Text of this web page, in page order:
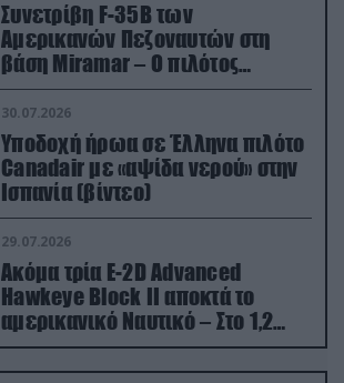
Συνετρίβη F-35B των
Αμερικανών Πεζοναυτών στη
βάση Miramar – Ο πιλότος
εκτινάχθηκε εγκαίρως
30.07.2026
Υποδοχή ήρωα σε Έλληνα πιλότο
Canadair με «αψίδα νερού» στην
Ισπανία (βίντεο)
29.07.2026
Ακόμα τρία E-2D Advanced
Hawkeye Block II αποκτά το
αμερικανικό Ναυτικό – Στο 1,2
δισ.δολάρια το κόστος